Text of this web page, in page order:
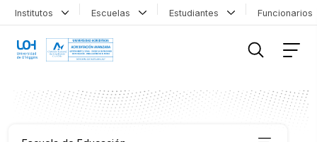
Institutos Escuelas Estudiantes